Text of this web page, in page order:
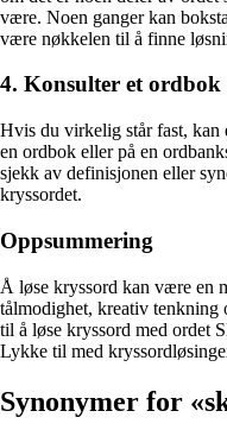
være. Noen ganger kan
være nøkkelen til å finne
4. Konsulter et
Hvis du virkelig står fast,
en ordbok eller på en
sjekk av definisjonen eller
kryssordet.
Oppsummering
Å løse kryssord kan være en
tålmodighet, kreativ tenkning
til å løse kryssord med ordet
Lykke til med
Synonymer for